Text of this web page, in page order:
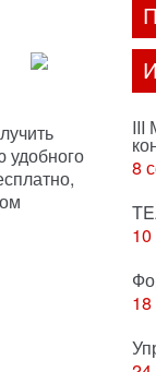
удобного
III
8